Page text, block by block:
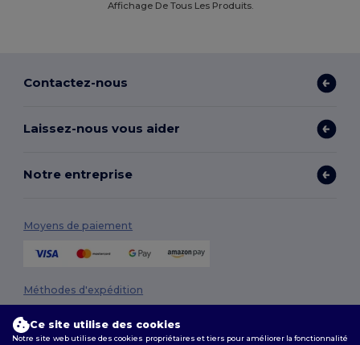
Affichage De Tous Les Produits.
Contactez-nous
Laissez-nous vous aider
Notre entreprise
Moyens de paiement
Méthodes d'expédition
Ce site utilise des cookies
Notre site web utilise des cookies propriétaires et tiers pour améliorer la fonctionnalité